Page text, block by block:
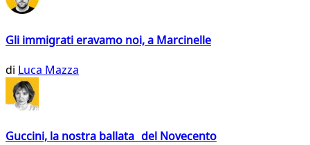
Gli immigrati eravamo noi, a Marcinelle
di Luca Mazza
Guccini, la nostra ballata del Novecento